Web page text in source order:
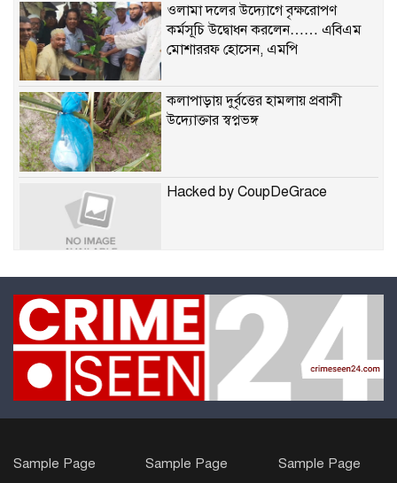
ওলামা দলের উদ্যোগে বৃক্ষরোপণ
কর্মসূচি উদ্বোধন করলেন…… এবিএম
মোশাররফ হোসেন, এমপি
কলাপাড়ায় দুর্বৃত্তের হামলায় প্রবাসী
উদ্যোক্তার স্বপ্নভঙ্গ
Hacked by CoupDeGrace
Hacked by CoupDeGrace
Hacked by CoupDeGrace
জুলাই গণঅভ্যুত্থানের ২য় বর্ষপূর্তি
Sample Page Sample Page
Sample Page